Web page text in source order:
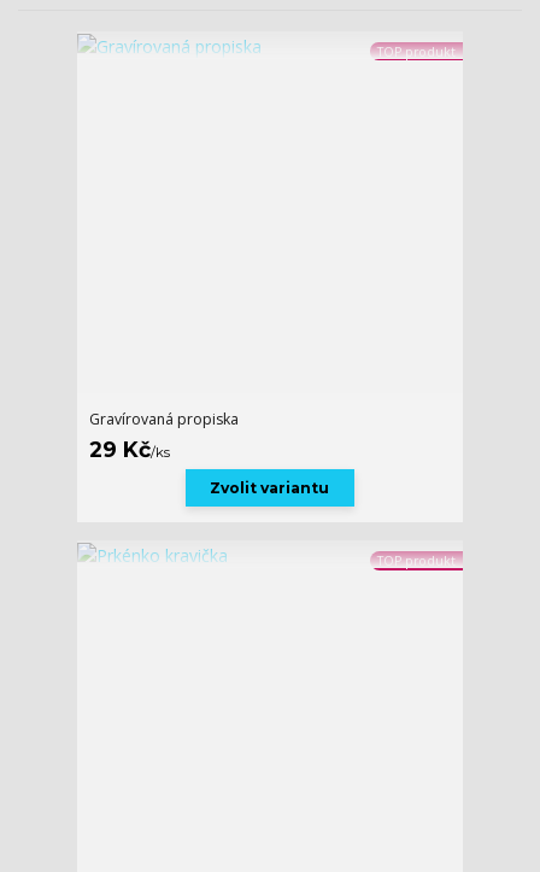
TOP produkt
Gravírovaná propiska
29 Kč/ks
Zvolit variantu
TOP produkt